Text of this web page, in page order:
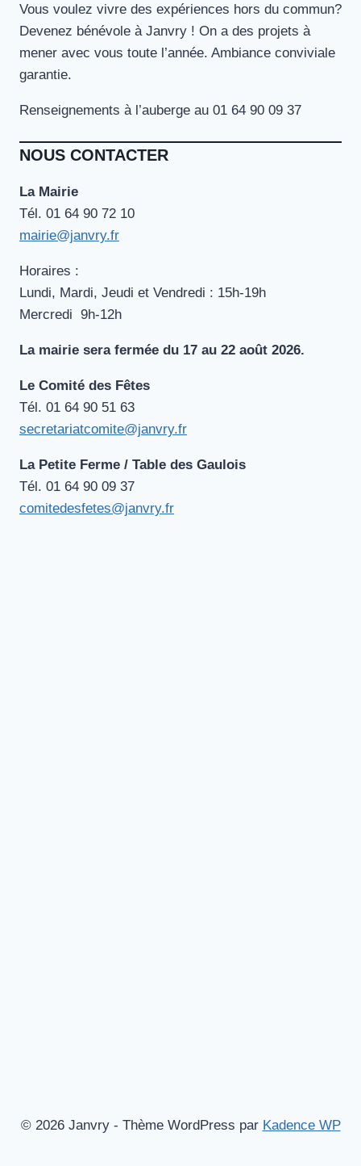
Vous voulez vivre des expériences hors du commun?
Devenez bénévole à Janvry ! On a des projets à
mener avec vous toute l’année. Ambiance conviviale
garantie.
Renseignements à l’auberge au 01 64 90 09 37
NOUS CONTACTER
La Mairie
Tél. ‭01 64 90 72 10‬
mairie@janvry.fr
Horaires :
Lundi, Mardi, Jeudi et Vendredi : 15h-19h
Mercredi 9h-12h
La mairie sera fermée du 17 au 22 août 2026.
Le Comité des Fêtes
Tél. ‭01 64 90 51 63‬
secretariatcomite@janvry.fr
La Petite Ferme / Table des Gaulois
Tél. 01 64 90 09‬‬‬ 37
comitedesfetes@janvry.fr
© 2026 Janvry - Thème WordPress par Kadence WP